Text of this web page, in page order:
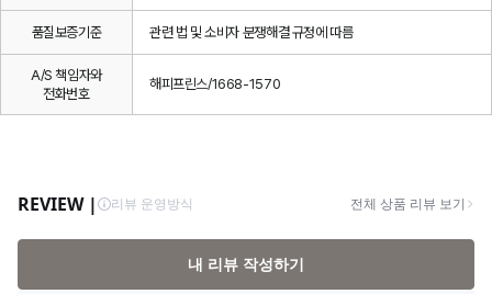
품질보증기준 관련 법 및 소비자 분쟁해결 규정에 따름
A/S 책임자와
전화번호
해피프린스/1668-1570